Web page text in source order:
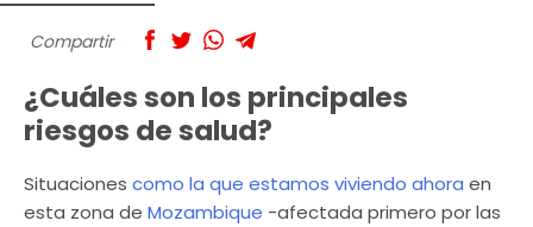
Compartir
¿Cuáles son los principales
riesgos de salud?
Situaciones como la que estamos viviendo ahora en
esta zona de Mozambique -afectada primero por las